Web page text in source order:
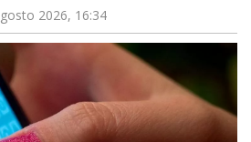
2026, 16:34